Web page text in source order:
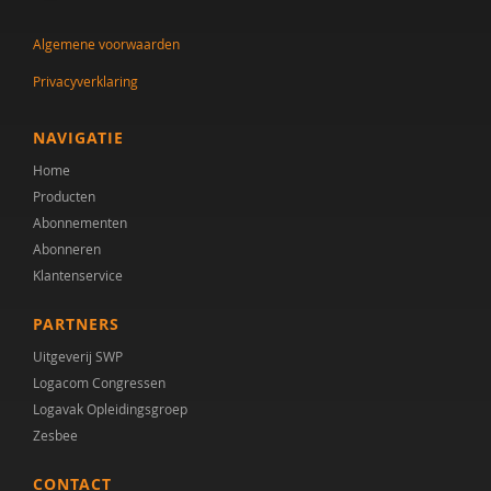
Claudine Dietz
Fabiana Engelsbel
Eveline van Geuns
Lieke Godschalk van Steenbergen
Lode Gouwke
Lode Gouwkens
Marian Hansen
Simone Hein
Chantal van den Helder
Cor Hoffer
Algemene voorwaarden
Privacyverklaring
NAVIGATIE
Home
Producten
Abonnementen
Abonneren
Klantenservice
PARTNERS
Uitgeverij SWP
Logacom Congressen
Logavak Opleidingsgroep
Zesbee
CONTACT